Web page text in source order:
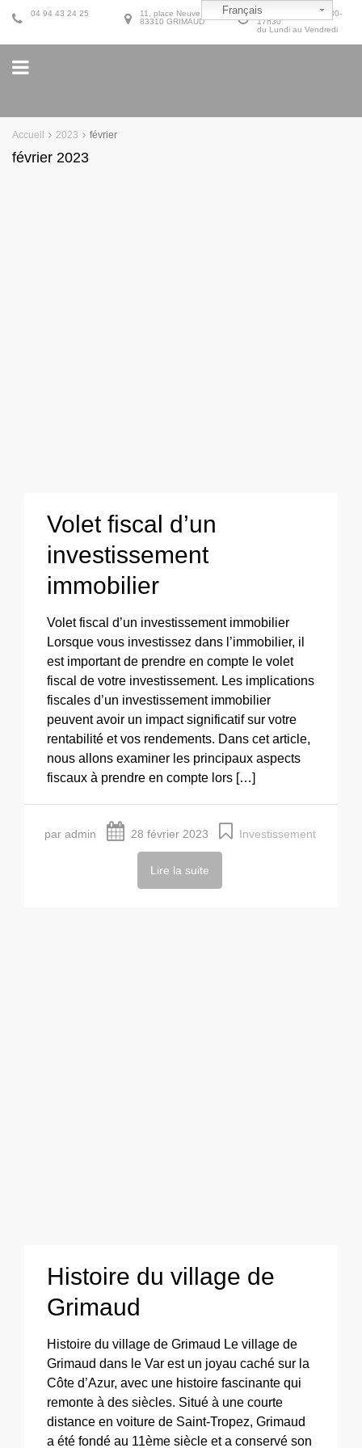
9h30-12h30 et 14h30-
17h30
du Lundi au Vendredi
11, place Neuve
83310 GRIMAUD
04 94 43 24 25
Accueil 2023 février
février 2023
Volet fiscal d’un
investissement
immobilier
Volet fiscal d’un investissement immobilier
Lorsque vous investissez dans l’immobilier, il
est important de prendre en compte le volet
fiscal de votre investissement. Les implications
fiscales d’un investissement immobilier
peuvent avoir un impact significatif sur votre
rentabilité et vos rendements. Dans cet article,
nous allons examiner les principaux aspects
fiscaux à prendre en compte lors […]
par admin 28 février 2023 Investissement
Lire la suite
Histoire du village de
Grimaud
Histoire du village de Grimaud Le village de
Grimaud dans le Var est un joyau caché sur la
Côte d’Azur, avec une histoire fascinante qui
remonte à des siècles. Situé à une courte
distance en voiture de Saint-Tropez, Grimaud
a été fondé au 11ème siècle et a conservé son
Français